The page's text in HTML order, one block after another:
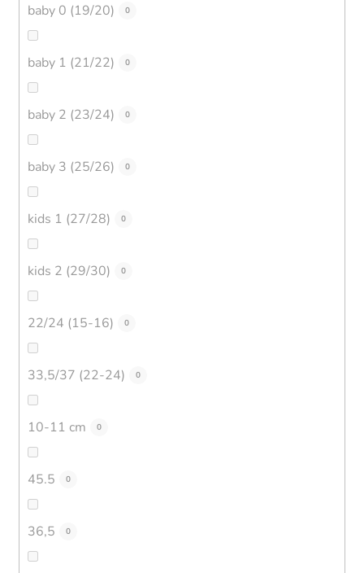
baby 0 (19/20) 0
baby 1 (21/22) 0
baby 2 (23/24) 0
baby 3 (25/26) 0
kids 1 (27/28) 0
kids 2 (29/30) 0
22/24 (15-16) 0
33,5/37 (22-24) 0
10-11 cm 0
45.5 0
36,5 0